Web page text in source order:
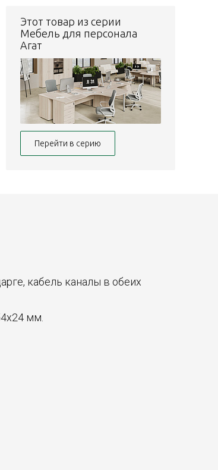
Этот товар из серии
Мебель для персонала
Агат
Перейти в серию
кабель каналы в обеих
мм.